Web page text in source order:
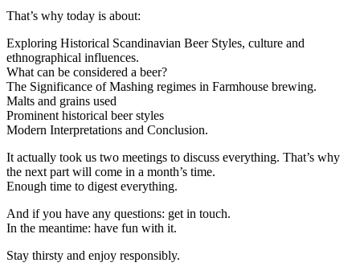
That’s why today is about:
Exploring Historical Scandinavian Beer Styles, culture and
ethnographical influences.
What can be considered a beer?
The Significance of Mashing regimes in Farmhouse brewing.
Malts and grains used
Prominent historical beer styles
Modern Interpretations and Conclusion.
It actually took us two meetings to discuss everything. That’s why
the next part will come in a month’s time.
Enough time to digest everything.
And if you have any questions: get in touch.
In the meantime: have fun with it.
Stay thirsty and enjoy responsibly.